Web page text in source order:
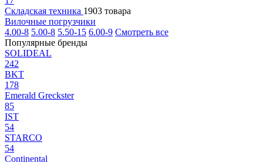
Складская техника 1903 товара
Вилочные погрузчики
4.00-8 5.00-8 5.50-15 6.00-9 Смотреть все
Популярные бренды
SOLIDEAL
242
BKT
178
Emerald Greckster
85
IST
54
STARCO
54
Continental